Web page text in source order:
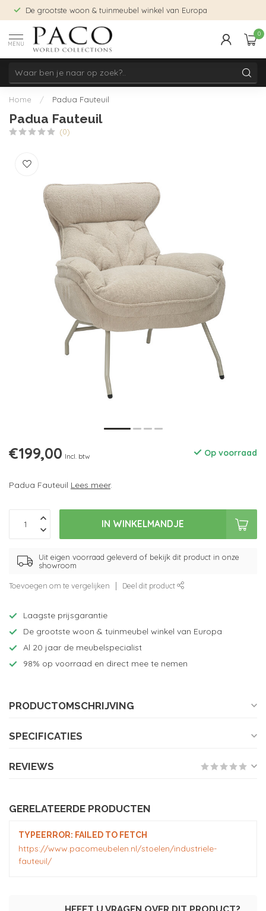
De grootste woon & tuinmeubel winkel van Europa
MENU
0
Home / Padua Fauteuil
Padua Fauteuil
(0)
€199,00 Incl. btw Op voorraad
Padua Fauteuil Lees meer.
IN WINKELMANDJE
Uit eigen voorraad geleverd of bekijk dit product in onze
showroom
Toevoegen om te vergelijken Deel dit product
Laagste prijsgarantie
De grootste woon & tuinmeubel winkel van Europa
Al 20 jaar de meubelspecialist
98% op voorraad en direct mee te nemen
PRODUCTOMSCHRIJVING
SPECIFICATIES
REVIEWS
GERELATEERDE PRODUCTEN
TYPEERROR: FAILED TO FETCH
https://www.pacomeubelen.nl/stoelen/industriele-
fauteuil/